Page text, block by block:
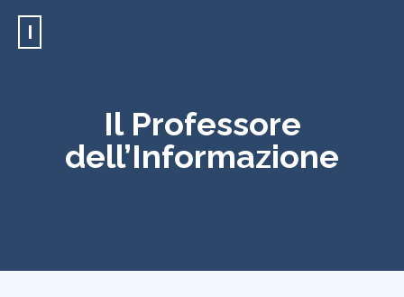
I
Il Professore
dell’Informazione